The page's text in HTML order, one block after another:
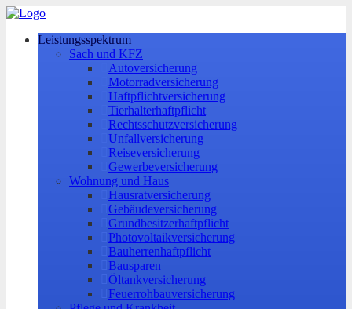
Leistungsspektrum
Sach und KFZ
Autoversicherung
Motorradversicherung
Haftpflichtversicherung
Tierhalterhaftpflicht
Rechtsschutzversicherung
Unfallversicherung
Reiseversicherung
Gewerbeversicherung
Wohnung und Haus
Hausratversicherung
Gebäudeversicherung
Grundbesitzerhaftpflicht
Photovoltaikversicherung
Bauherrenhaftpflicht
Bausparen
Öltankversicherung
Feuerrohbauversicherung